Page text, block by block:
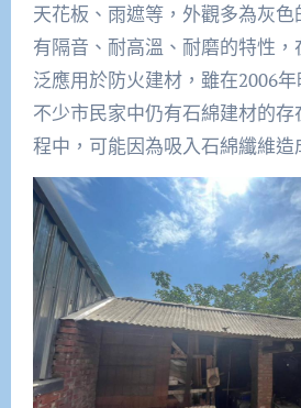
天花板、雨遮等，外觀多為灰
有隔音、耐高溫、耐磨的特性，
泛應用於防火建材，雖在2006
不少市民家中仍有石綿建材的
程中，可能因為吸入石綿纖維造